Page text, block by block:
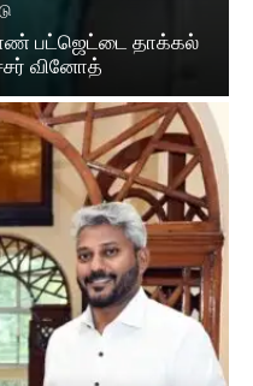
பட்​ஜெட்டை தாக்கல்
வினோத்